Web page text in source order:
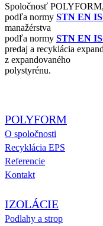
Spoločnosť
podľa normy STN EN
manažérstva
podľa normy STN EN
predaj a recyklácia
z expandovaného
polystyrénu.
POLYFORM
O spoločnosti
Recyklácia EPS
Referencie
Kontakt
IZOLÁCIE
Podlahy a strop